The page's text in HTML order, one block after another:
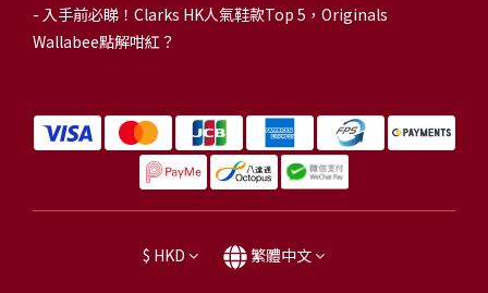
- 入手前必睇！Clarks HK人氣鞋款Top 5，Originals
Wallabee點解咁紅？
$ HKD 繁體中文